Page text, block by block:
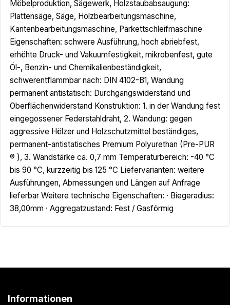
Möbelproduktion, Sägewerk, Holzstaubabsaugung:
Plattensäge, Säge, Holzbearbeitungsmaschine,
Kantenbearbeitungsmaschine, Parkettschleifmaschine
Eigenschaften: schwere Ausführung, hoch abriebfest,
erhöhte Druck- und Vakuumfestigkeit, mikrobenfest, gute
Öl-, Benzin- und Chemikalienbeständigkeit,
schwerentflammbar nach: DIN 4102-B1, Wandung
permanent antistatisch: Durchgangswiderstand und
Oberflächenwiderstand Konstruktion: 1. in der Wandung fest
eingegossener Federstahldraht, 2. Wandung: gegen
aggressive Hölzer und Holzschutzmittel beständiges,
permanent-antistatisches Premium Polyurethan (Pre-PUR
® ), 3. Wandstärke ca. 0,7 mm Temperaturbereich: -40 °C
bis 90 °C, kurzzeitig bis 125 °C Liefervarianten: weitere
Ausführungen, Abmessungen und Längen auf Anfrage
lieferbar Weitere technische Eigenschaften: · Biegeradius:
38,00mm · Aggregatzustand: Fest / Gasförmig
Informationen